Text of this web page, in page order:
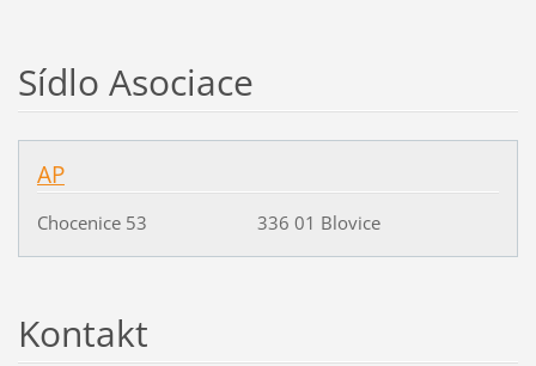
Sídlo Asociace
AP
Chocenice 53 336 01 Blovice
Kontakt